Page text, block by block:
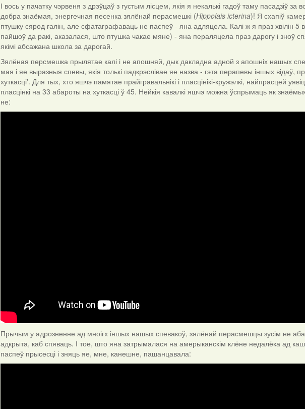
І вось у пачатку чэрвеня з дрэўцаў з густым лісцем, якія я некалькі гадоў таму пасадзіў за
добра знаёмая, энергечная песенка зялёнай перасмешкі (Hippolais icterina)! Я схапіў
птушку сярод галін, але сфатаграфаваць не паспеў - яна адляцела. Калі ж я праз хвілін 5
пайшоў да ракі, аказалася, што птушка чакае мяне) - яна пераляцела праз дарогу і зноў
якімі абсажана школа за дарогай.
Зялёная персмешка прылятае калі і не апошняй, дык дакладна адной з апошніх нашых
мая і яе выразныя спевы, якія толькі падкрэслівае яе назва - гэта перапевы іншых відаў,
хуткасці'. Для тых, хто яшчэ памятае прайгравальнікі і пласцінікі-кружэлкі, найпрасцей
пласцінкі на 33 абароты на хуткасці ў 45. Нейкія кавалкі яшчэ можна ўспрымаць як
не:
Прычым у адрозненне ад мноігх іншых нашых спевакоў, зялёнай перасмешцы зусім не
адкрыта, каб спяваць. І тое, што яна затрымалася на амерыканскім клёне недалёка ад
паспеў прысесці і зняць яе, мне, канешне, пашанцавала: